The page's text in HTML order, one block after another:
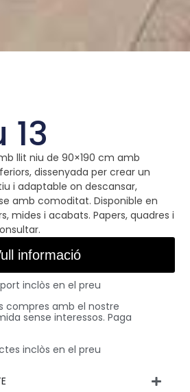
13
llit niu de 90×190 cm amb
dissenyada per crear un
i adaptable on descansar,
amb comoditat. Disponible en
mides i acabats. Papers, quadres i
informació
inclòs en el preu
compres amb el nostre
sense interessos. Paga
inclòs en el preu